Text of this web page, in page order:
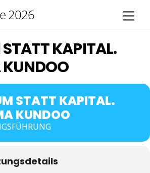
2026
KAPITAL.
STATT KAPITAL.
KUNDOO